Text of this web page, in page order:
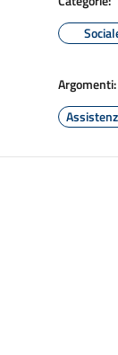
Argomenti: